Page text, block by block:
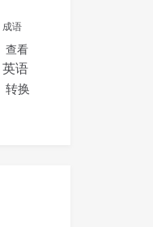
成语
查看
英语
转换